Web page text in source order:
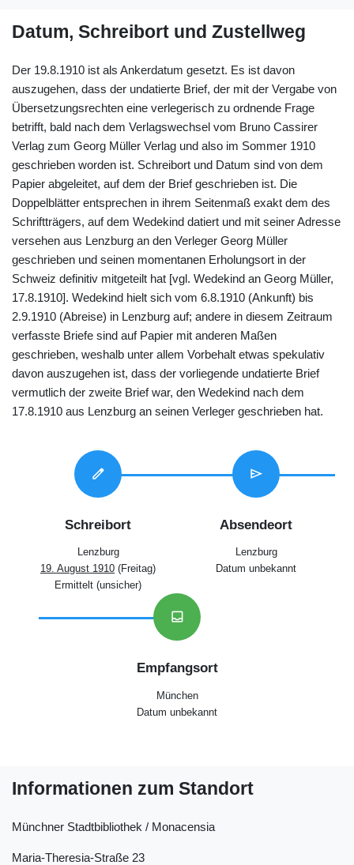
Datum, Schreibort und Zustellweg
Der 19.8.1910 ist als Ankerdatum gesetzt. Es ist davon
auszugehen, dass der undatierte Brief, der mit der Vergabe von
Übersetzungsrechten eine verlegerisch zu ordnende Frage
betrifft, bald nach dem Verlagswechsel vom Bruno Cassirer
Verlag zum Georg Müller Verlag und also im Sommer 1910
geschrieben worden ist. Schreibort und Datum sind von dem
Papier abgeleitet, auf dem der Brief geschrieben ist. Die
Doppelblätter entsprechen in ihrem Seitenmaß exakt dem des
Schriftträgers, auf dem Wedekind datiert und mit seiner Adresse
versehen aus Lenzburg an den Verleger Georg Müller
geschrieben und seinen momentanen Erholungsort in der
Schweiz definitiv mitgeteilt hat [vgl. Wedekind an Georg Müller,
17.8.1910]. Wedekind hielt sich vom 6.8.1910 (Ankunft) bis
2.9.1910 (Abreise) in Lenzburg auf; andere in diesem Zeitraum
verfasste Briefe sind auf Papier mit anderen Maßen
geschrieben, weshalb unter allem Vorbehalt etwas spekulativ
davon auszugehen ist, dass der vorliegende undatierte Brief
vermutlich der zweite Brief war, den Wedekind nach dem
17.8.1910 aus Lenzburg an seinen Verleger geschrieben hat.
edit
Schreibort
Lenzburg
19. August 1910 (Freitag)
Ermittelt (unsicher)
send
Absendeort
Lenzburg
Datum unbekannt
inbox
Empfangsort
München
Datum unbekannt
Informationen zum Standort
Münchner Stadtbibliothek / Monacensia
Maria-Theresia-Straße 23